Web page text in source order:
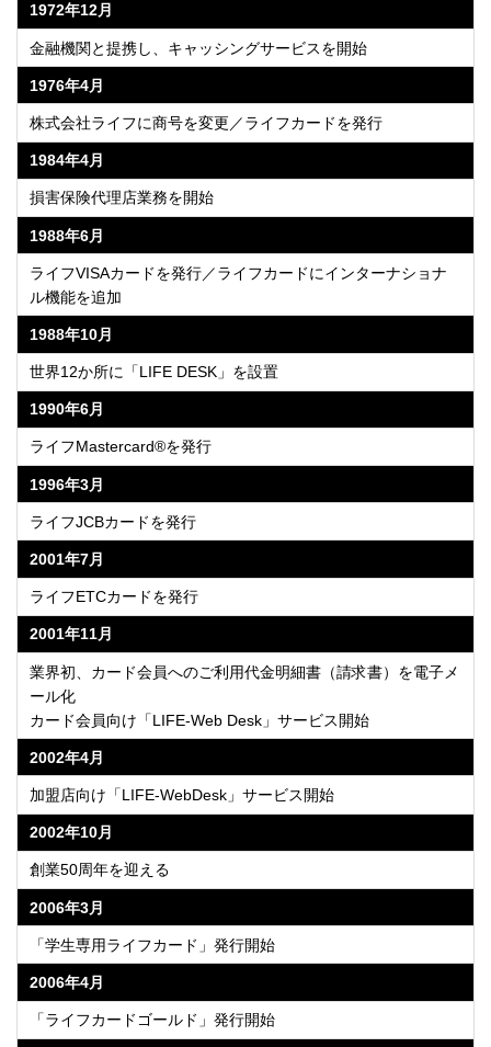
1972年12月
金融機関と提携し、キャッシングサービスを開始
1976年4月
株式会社ライフに商号を変更／ライフカードを発行
1984年4月
損害保険代理店業務を開始
1988年6月
ライフVISAカードを発行／ライフカードにインターナショナ
ル機能を追加
1988年10月
世界12か所に「LIFE DESK」を設置
1990年6月
ライフMastercard®を発行
1996年3月
ライフJCBカードを発行
2001年7月
ライフETCカードを発行
2001年11月
業界初、カード会員へのご利用代金明細書（請求書）を電子メ
ール化
カード会員向け「LIFE-Web Desk」サービス開始
2002年4月
加盟店向け「LIFE-WebDesk」サービス開始
2002年10月
創業50周年を迎える
2006年3月
「学生専用ライフカード」発行開始
2006年4月
「ライフカードゴールド」発行開始